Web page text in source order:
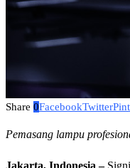
Share 0FacebookTwitter
Pemasang lampu
Jakarta, Indonesia –